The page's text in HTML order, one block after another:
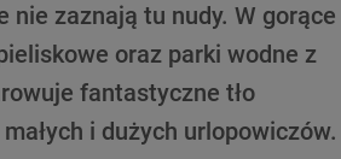
nie zaznają tu nudy. W gorące
oraz parki wodne z
fantastyczne tło
i dużych urlopowiczów.